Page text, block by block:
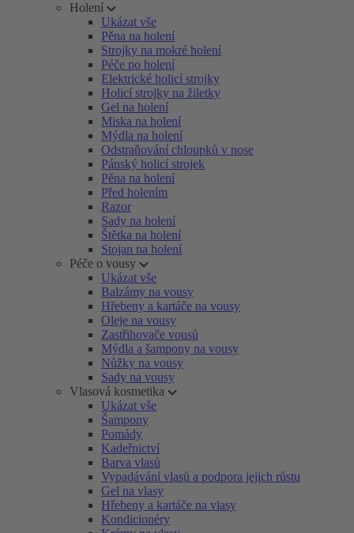
Holení
Ukázat vše
Pěna na holení
Strojky na mokré holení
Péče po holení
Elektrické holicí strojky
Holicí strojky na žiletky
Gel na holení
Miska na holení
Mýdla na holení
Odstraňování chloupků v nose
Pánský holicí strojek
Pěna na holení
Před holením
Razor
Sady na holení
Štětka na holení
Stojan na holení
Péče o vousy
Ukázat vše
Balzámy na vousy
Hřebeny a kartáče na vousy
Oleje na vousy
Zastřihovače vousů
Mýdla a šampony na vousy
Nůžky na vousy
Sady na vousy
Vlasová kosmetika
Ukázat vše
Šampony
Pomády
Kadeřnictví
Barva vlasů
Vypadávání vlasů a podpora jejich růstu
Gel na vlasy
Hřebeny a kartáče na vlasy
Kondicionéry